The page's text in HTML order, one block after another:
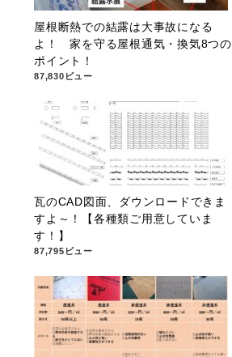
屋根断熱での結露は大事故になる
よ！ 家を守る屋根通気・換気8つの
ポイント！
87,830ビュー
瓦のCAD図面、ダウンロードできま
すよ～！【各種類ご用意していま
す！】
87,795ビュー